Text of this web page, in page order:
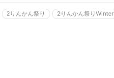
2りんかん祭り 2りんかん祭りWinter